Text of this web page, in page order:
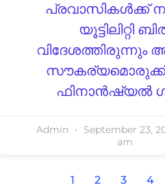
പ്രവാസികൾക്ക്
യൂട്ടിലിറ്റി
വിദേശത്തിരുന്നും
ഫിനാൻഷ്യൽ
Admin September 23,
am
1 2 3 4